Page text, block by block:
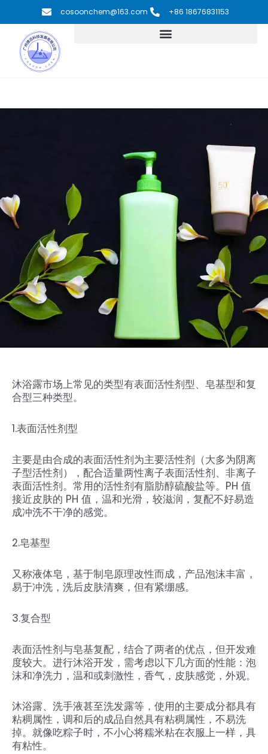
cosoonchem@163.com +86 18676831153
沐浴露市场上常见的类型有表面活性剂型、皂基型和复
合型三种类型。
1.表面活性剂型
主要是由合成的表面活性剂为主要活性剂（大多为阴离
子型活性剂），配合适量两性离子表面活性剂、非离子
表面活性剂。常用的活性剂有脂肪醇硫酸盐等。PH 值
接近皮肤的 PH 值，温和光滑，较滋润，复配不好易造
成冲洗不干净的感觉。
2.皂基型
又称液体皂，基于制皂原理改性而成，产品泡沫丰富，
易于冲洗，洗后皮肤清爽，但有紧绷感。
3.复合型
表面活性剂与皂基复配，结合了两者的优点，但开发难
度较大。进行沐浴开发，需考虑以下几方面的性能：泡
沫和净洗力，温和或刺激性，香气，皮肤感觉，外观。
沐浴露、洗手液甚至洗发露等，使用的主要成分都具有
粘稠属性，调和后的成品自然具有粘稠属性，不易洗
掉。就像吃粽子时，不小心将糯米粘在衣服上一样，具
有粘性。